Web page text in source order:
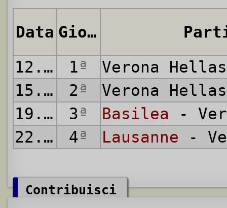
Data Giornata
12.06.1971
1ª
Verona
15.06.1971
2ª
Verona
19.06.1971
3ª Basilea -
22.06.1971
4ª Lausanne -
Contribuisci